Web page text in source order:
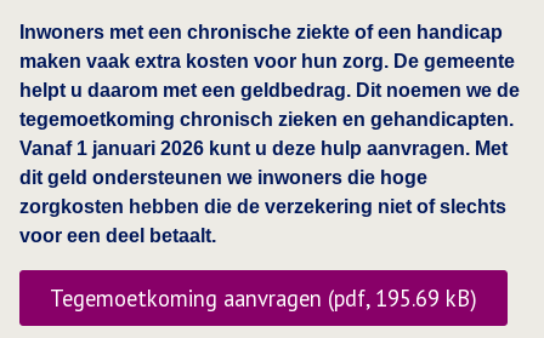
Inwoners met een chronische ziekte of een handicap
maken vaak extra kosten voor hun zorg. De gemeente
helpt u daarom met een geldbedrag. Dit noemen we de
tegemoetkoming chronisch zieken en gehandicapten.
Vanaf 1 januari 2026 kunt u deze hulp aanvragen. Met
dit geld ondersteunen we inwoners die hoge
zorgkosten hebben die de verzekering niet of slechts
voor een deel betaalt.
Tegemoetkoming aanvragen (pdf, 195.69 kB)